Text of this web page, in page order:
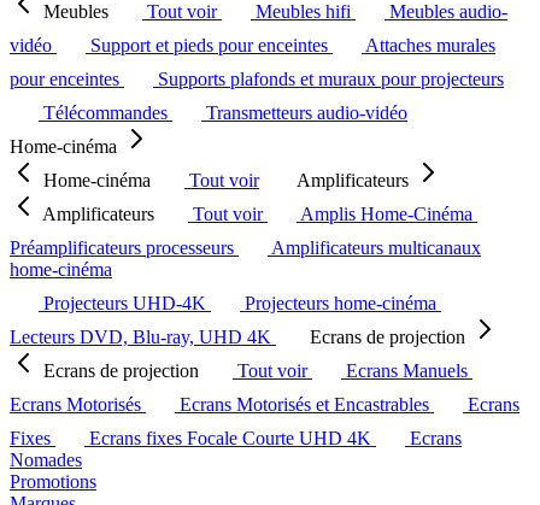
Meubles
Tout voir Meubles hifi
Meubles audio-
vidéo
Support et pieds pour enceintes
Attaches murales
pour enceintes
Supports plafonds et muraux pour projecteurs
Télécommandes
Transmetteurs audio-vidéo
Home-cinéma
Home-cinéma
Tout voir
Amplificateurs
Amplificateurs
Tout voir
Amplis Home-Cinéma
Préamplificateurs processeurs
Amplificateurs multicanaux
home-cinéma
Projecteurs UHD-4K
Projecteurs home-cinéma
Lecteurs DVD, Blu-ray, UHD 4K
Ecrans de projection
Ecrans de projection
Tout voir
Ecrans Manuels
Ecrans Motorisés
Ecrans Motorisés et Encastrables
Ecrans
Fixes
Ecrans fixes Focale Courte UHD 4K
Ecrans
Nomades
Promotions